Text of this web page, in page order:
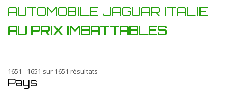
AUTOMOBILE JAGUAR ITALIE
AU PRIX IMBATTABLES
1651 - 1651 sur 1651 résultats
Pays